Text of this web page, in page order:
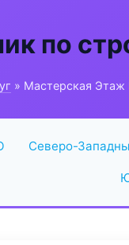
по
» Мастерская Этаж
Северо-